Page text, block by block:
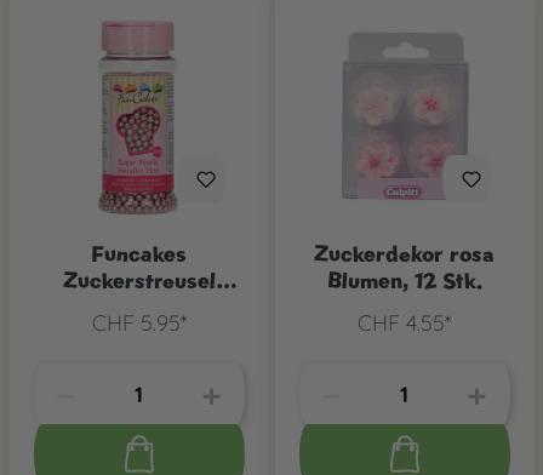
Funcakes
Zuckerstreusel
80 g
CHF 5.95*
Zuckerdekor rosa
Blumen, 12 Stk.
CHF 4.55*